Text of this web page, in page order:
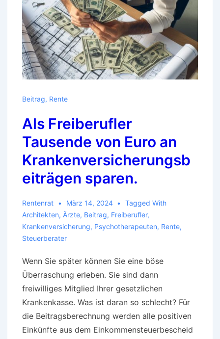
Beitrag, Rente
Als Freiberufler
Tausende von Euro an
Krankenversicherungsb
eiträgen sparen.
Rentenrat März 14, 2024
Tagged With
Architekten, Ärzte, Beitrag, Freiberufler,
Krankenversicherung, Psychotherapeuten, Rente,
Steuerberater
Wenn Sie später können Sie eine böse
Überraschung erleben. Sie sind dann
freiwilliges Mitglied Ihrer gesetzlichen
Krankenkasse. Was ist daran so schlecht? Für
die Beitragsberechnung werden alle positiven
Einkünfte aus dem Einkommensteuerbescheid